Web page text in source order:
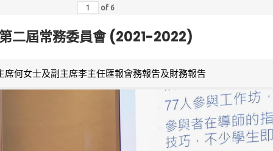
of 6
二屆常務委員會 (2021-2022)
席何女士及副主席李主任匯報會務報告及財務報告